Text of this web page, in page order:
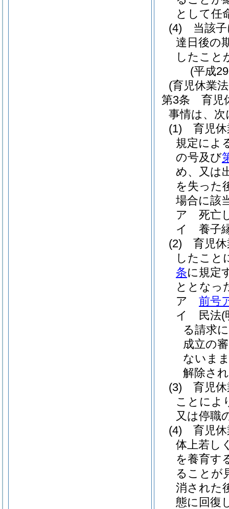
として任
(4)
当該
達日後の
したこと
(平成
(育児休業
第3条
育児
事情は、
(1)
育児
規定によ
の号及び
め、又は
を失った
場合に該
ア
死亡
イ
養子
(2)
育児
したこと
条に規定
ととなっ
ア
前号
イ
民法(
る請求
成立の
ないま
解除さ
(3)
育児
ことによ
又は停職
(4)
育児
体上若し
を養育す
ることが
消された
態に回復